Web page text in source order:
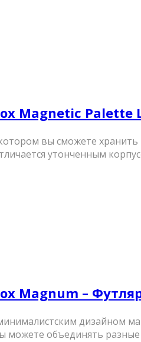
Magnetic Palette
вы сможете
утонченным
Magnum –
дизайном
можете объединять